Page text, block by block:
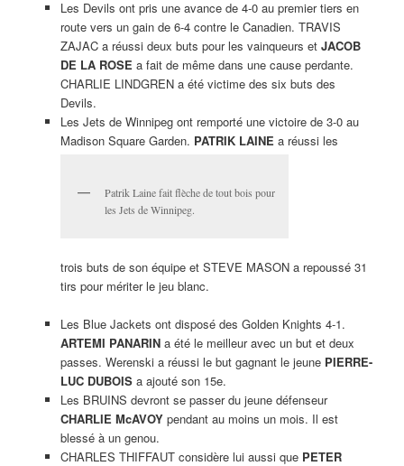
Les Devils ont pris une avance de 4-0 au premier tiers en
route vers un gain de 6-4 contre le Canadien. TRAVIS
ZAJAC a réussi deux buts pour les vainqueurs et JACOB
DE LA ROSE a fait de même dans une cause perdante.
CHARLIE LINDGREN a été victime des six buts des
Devils.
Les Jets de Winnipeg ont remporté une victoire de 3-0 au
Madison Square Garden. PATRIK LAINE a réussi les
Patrik Laine fait flèche de tout bois pour
les Jets de Winnipeg.
trois buts de son équipe et STEVE MASON a repoussé 31
tirs pour mériter le jeu blanc.
Les Blue Jackets ont disposé des Golden Knights 4-1.
ARTEMI PANARINa été le meilleur avec un but et deux
passes. Werenski a réussi le but gagnant le jeune PIERRE-
LUC DUBOISa ajouté son 15e.
Les BRUINS devront se passer du jeune défenseur
CHARLIE McAVOYpendant au moins un mois. Il est
blessé à un genou.
CHARLES THIFFAUT considère lui aussi que PETER